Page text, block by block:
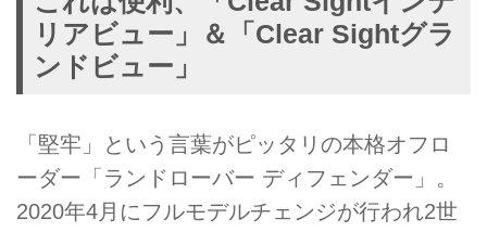
リアビュー」＆「Clear Sightグラ
ンドビュー」
「堅牢」という言葉がピッタリの本格オフロ
ーダー「ランドローバー ディフェンダー」。
2020年4月にフルモデルチェンジが行われ2世